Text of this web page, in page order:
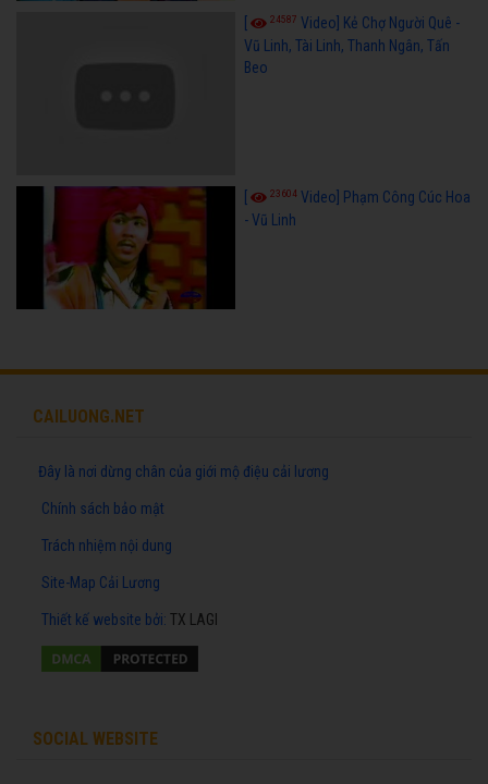
24587 Video] Kẻ Chợ Người Quê -
Vũ Linh, Tài Linh, Thanh Ngân, Tấn
Beo
23604 Video] Phạm Công Cúc Hoa
- Vũ Linh
CAILUONG.NET
Đây là nơi dừng chân của giới mộ điệu cải lương
Chính sách bảo mật
Trách nhiệm nội dung
Site-Map Cải Lương
Thiết kế website bởi: TX LAGI
SOCIAL WEBSITE